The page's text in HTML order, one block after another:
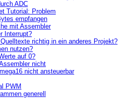
ADC
Tutorial: Problem
empfangen
mit Assembler
Interrupt?
richtig in ein anderes Projekt?
nutzen?
auf 0?
nicht
nicht ansteuerbar
PWM
generell